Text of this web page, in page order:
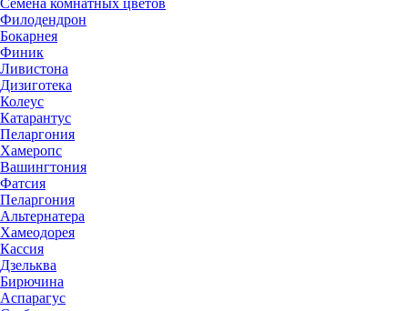
Семена комнатных цветов
Филодендрон
Бокарнея
Финик
Ливистона
Дизиготека
Колеус
Катарантус
Пеларгония
Хамеропс
Вашингтония
Фатсия
Пеларгония
Альтернатера
Хамеодорея
Кассия
Дзельква
Бирючина
Аспарагус